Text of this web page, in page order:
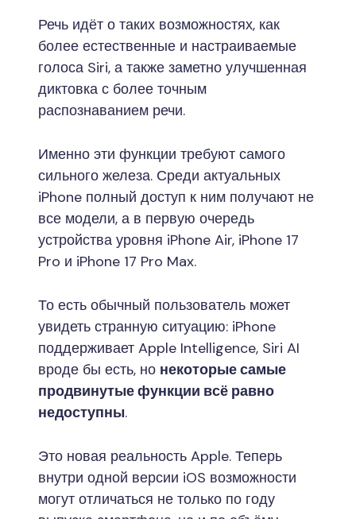
Речь идёт о таких возможностях, как
более естественные и настраиваемые
голоса Siri, а также заметно улучшенная
диктовка с более точным
распознаванием речи.
Именно эти функции требуют самого
сильного железа. Среди актуальных
iPhone полный доступ к ним получают не
все модели, а в первую очередь
устройства уровня iPhone Air, iPhone 17
Pro и iPhone 17 Pro Max.
То есть обычный пользователь может
увидеть странную ситуацию: iPhone
поддерживает Apple Intelligence, Siri AI
вроде бы есть, но некоторые самые
продвинутые функции всё равно
недоступны.
Это новая реальность Apple. Теперь
внутри одной версии iOS возможности
могут отличаться не только по году